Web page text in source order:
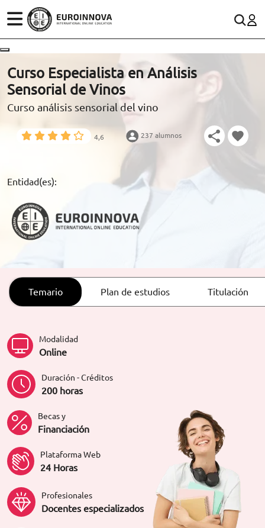
ÁREAS
ESTUDIOS
CONOCE EUROINNOVA
BECAS Y FINANCIACIÓN
RECURSOS EDUCATIVOS
ARTÍCULOS
(+34)958 050 200 (gratuito en España)
900 831 200
formacion@euroinnova.com
TRABAJA CON NOSOTROS
Curso Especialista en Análisis
Sensorial de Vinos
Curso análisis sensorial del vino
4,6 237 alumnos
Entidad(es):
Temario Plan de estudios Titulación
Modalidad
Online
Duración - Créditos
200 horas
Becas y
Financiación
Plataforma Web
24 Horas
Profesionales
Docentes especializados